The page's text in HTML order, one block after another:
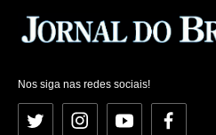
Nos siga nas redes sociais!
Twitter InstagramYouTubeFacebook